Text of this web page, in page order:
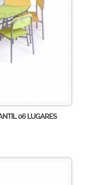
06 LUGARES